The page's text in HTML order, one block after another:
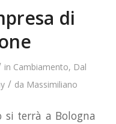
di
in Cambiamento, Dal
/ da Massimiliano
terrà a Bologna